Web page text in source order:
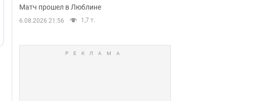
Матч прошел в Люблине
6.08.2026 21:56 1,7 т.